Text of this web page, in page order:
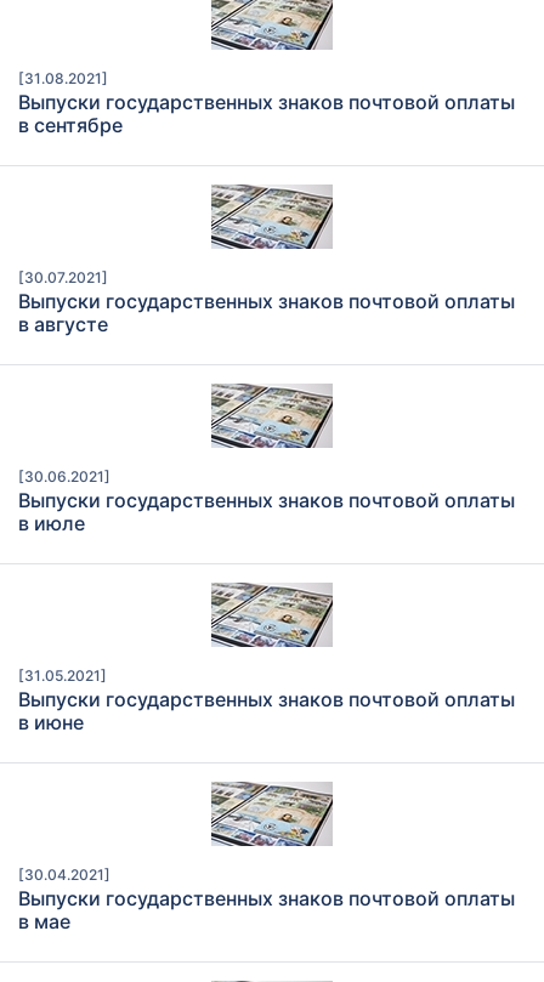
[31.08.2021]
Выпуски государственных знаков почтовой оплаты
в сентябре
[30.07.2021]
Выпуски государственных знаков почтовой оплаты
в августе
[30.06.2021]
Выпуски государственных знаков почтовой оплаты
в июле
[31.05.2021]
Выпуски государственных знаков почтовой оплаты
в июне
[30.04.2021]
Выпуски государственных знаков почтовой оплаты
в мае